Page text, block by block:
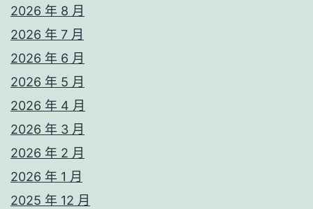
2026 年 8 月
2026 年 7 月
2026 年 6 月
2026 年 5 月
2026 年 4 月
2026 年 3 月
2026 年 2 月
2026 年 1 月
2025 年 12 月